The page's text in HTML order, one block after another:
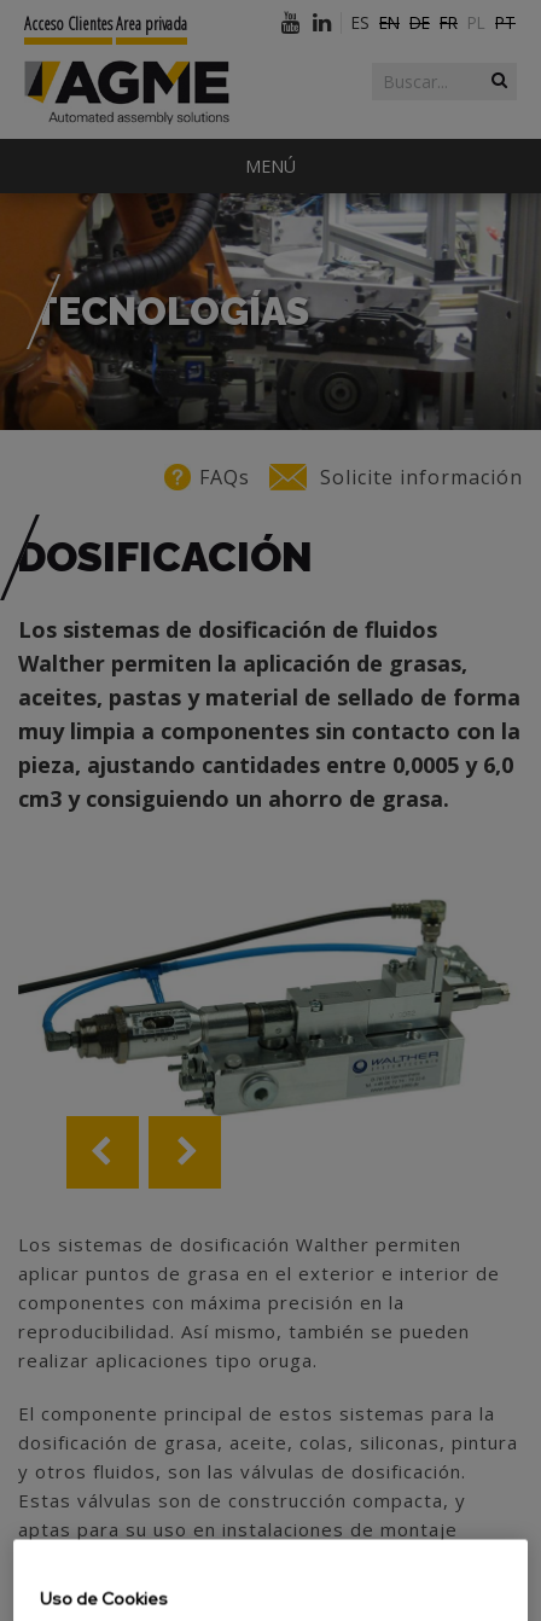
Formulario de
búsqueda
Buscar
Acceso ClientesArea privada ES EN DE FR PL PT
MENÚ
TECNOLOGÍAS
Solicite información
FAQs
DOSIFICACIÓN
Los sistemas de dosificación de fluidos
Walther permiten la aplicación de grasas,
aceites, pastas y material de sellado de forma
muy limpia a componentes sin contacto con la
pieza, ajustando cantidades entre 0,0005 y 6,0
cm3 y consiguiendo un ahorro de grasa.
Los sistemas de dosificación Walther permiten
aplicar puntos de grasa en el exterior e interior de
componentes con máxima precisión en la
reproducibilidad. Así mismo, también se pueden
realizar aplicaciones tipo oruga.
El componente principal de estos sistemas para la
dosificación de grasa, aceite, colas, siliconas, pintura
y otros fluidos, son las válvulas de dosificación.
Estas válvulas son de construcción compacta, y
aptas para su uso en instalaciones de montaje
neumática y eléctricamente.
Uso de Cookies